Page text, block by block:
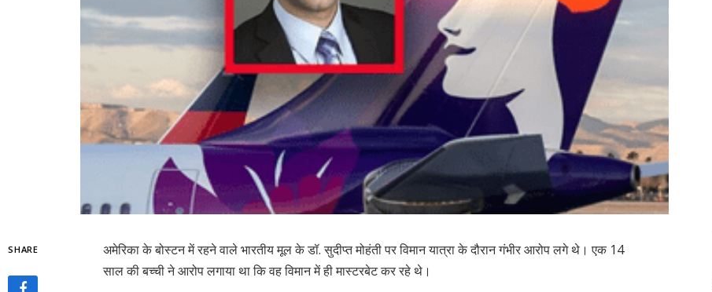
SHARE
अमेरिका के बोस्टन में रहने वाले भारतीय मूल के डॉ. सुदीप्त मोहंती पर विमान यात्रा के दौरान गंभीर आरोप लगे थे। एक 14
साल की बच्ची ने आरोप लगाया था कि वह विमान में ही मास्टरबेट कर रहे थे।